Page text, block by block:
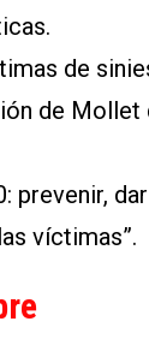
de
de Mollet
prevenir,
víctimas”.